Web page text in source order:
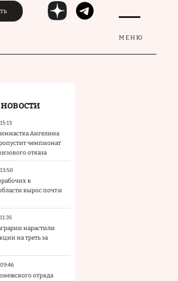
МЕНЮ
Ангелина
чемпионат
отказа
в
вырос почти
нарастили
на треть за
отряда